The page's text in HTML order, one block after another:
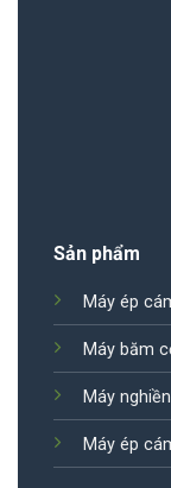
Sản phẩm
Máy ép
Máy băm
Máy
Máy ép